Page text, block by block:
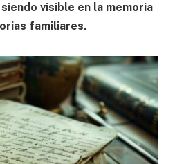
visible en la memoria
familiares.